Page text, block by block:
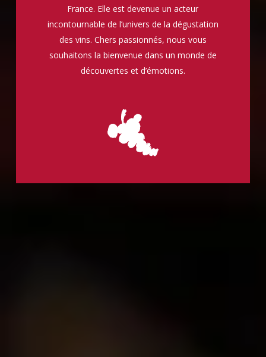
France. Elle est devenue un acteur
incontournable de l’univers de la dégustation
des vins. Chers passionnés, nous vous
souhaitons la bienvenue dans un monde de
découvertes et d’émotions.